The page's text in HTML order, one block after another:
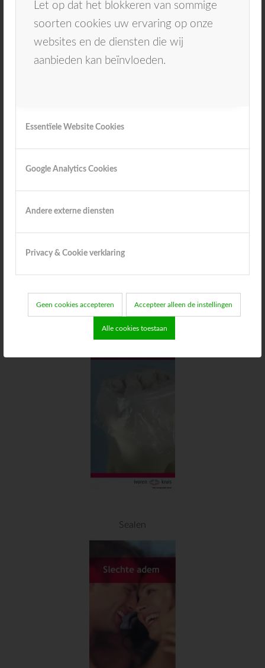
Let op dat het blokkeren van sommige
soorten cookies uw ervaring op onze
websites en de diensten die wij
aanbieden kan beïnvloeden.
Essentïele Website Cookies
Google Analytics Cookies
Andere externe diensten
Privacy & Cookie verklaring
Geen cookies accepteren Accepteer alleen de instellingen
Alle cookies toestaan
Roken en mondgezondheid
Sealen